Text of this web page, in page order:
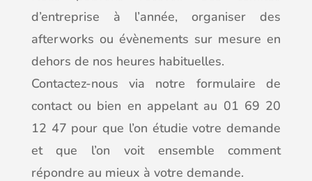
d’entreprise à l’année, organiser des
afterworks ou évènements sur mesure en
dehors de nos heures habituelles.
Contactez-nous via notre formulaire de
contact ou bien en appelant au 01 69 20
12 47 pour que l’on étudie votre demande
et que l’on voit ensemble comment
répondre au mieux à votre demande.